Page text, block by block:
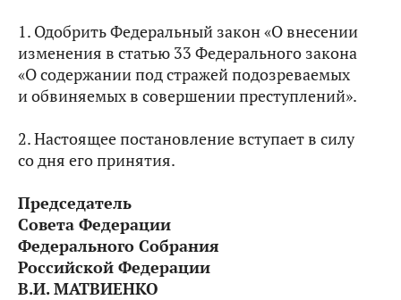
1. Одобрить Федеральный закон «О внесении
изменения в статью 33 Федерального закона
«О содержании под стражей подозреваемых
и обвиняемых в совершении преступлений».
2. Настоящее постановление вступает в силу
со дня его принятия.
Председатель
Совета Федерации
Федерального Собрания
Российской Федерации
В.И. МАТВИЕНКО